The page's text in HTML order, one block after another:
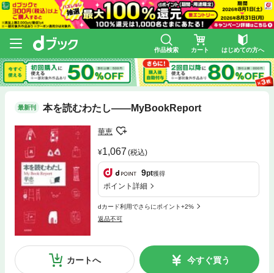
作品検索 カート はじめての方へ
最新刊 本を読むわたし――MyBookReport
華恵
1,067 (税込)
9pt獲得
ポイント詳細
dカード利用でさらにポイント+2%
返品不可
カートへ 今すぐ買う